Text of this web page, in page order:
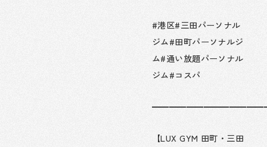
#港区#三田パーソナル
ジム#田町パーソナルジ
ム#通い放題パーソナル
ジム#コスパ
【LUX GYM 田町・三田